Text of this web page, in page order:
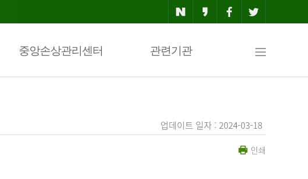
중앙손상관리센터 관련기관
업데이트 일자 : 2024-03-18
인쇄